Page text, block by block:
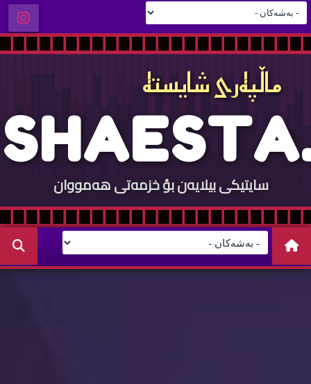
ماڵپه‌ری شایسته‌
SHAESTA.
COM
سایتيكی بيلایه‌ن بؤ خزمه‌تی هه‌مووان